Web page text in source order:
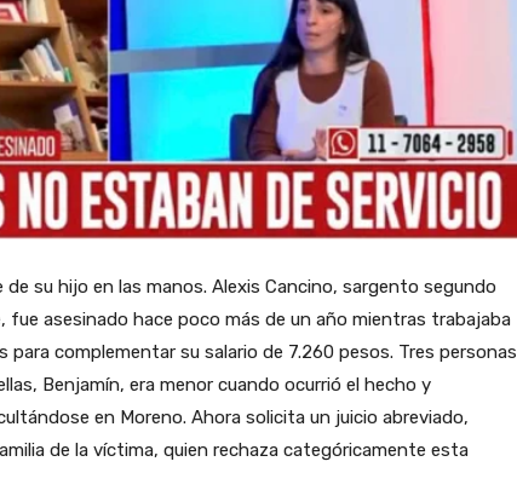
su hijo en las manos. Alexis Cancino, sargento segundo
fue asesinado hace poco más de un año mientras trabajaba
complementar su salario de 7.260 pesos. Tres personas
Benjamín, era menor cuando ocurrió el hecho y
en Moreno. Ahora solicita un juicio abreviado,
de la víctima, quien rechaza categóricamente esta